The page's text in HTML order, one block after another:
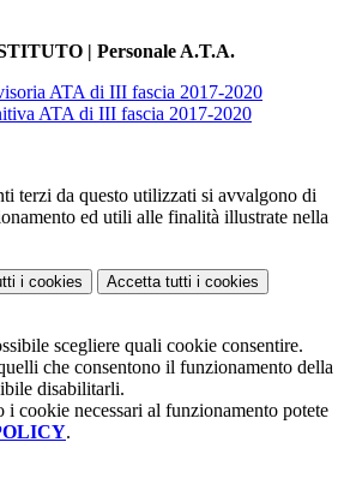
| Personale A.T.A.
ATA di III fascia 2017-2020
ATA di III fascia 2017-2020
terzi da questo utilizzati si avvalgono di
ed utili alle finalità illustrate nella
i cookies Accetta tutti i cookies
scegliere quali cookie consentire.
che consentono il funzionamento della
disabilitarli.
i cookie necessari al funzionamento potete
.